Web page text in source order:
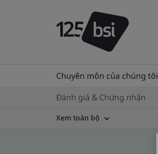
Chuyên môn của chúng tôi
Đánh giá & Chứng nhận
Xem toàn bộ